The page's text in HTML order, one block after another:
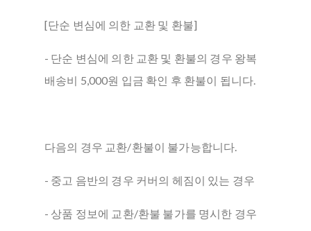
[단순 변심에 의한 교환 및 환불]
- 단순 변심에 의한 교환 및 환불의 경우 왕복
배송비 5,000원 입금 확인 후 환불이 됩니다.
다음의 경우 교환/환불이 불가능합니다.
- 중고 음반의 경우 커버의 헤짐이 있는 경우
- 상품 정보에 교환/환불 불가를 명시한 경우